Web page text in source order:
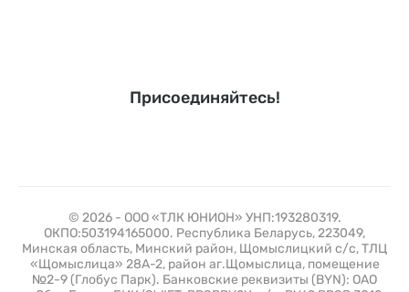
Присоединяйтесь!
© 2026 - ООО «ТЛК ЮНИОН» УНП:193280319.
ОКПО:503194165000. Республика Беларусь, 223049,
Минская область, Минский район, Щомыслицкий с/с, ТЛЦ
«Щомыслица» 28А-2, район аг.Щомыслица, помещение
№2-9 (Глобус Парк). Банковские реквизиты (BYN): ОАО